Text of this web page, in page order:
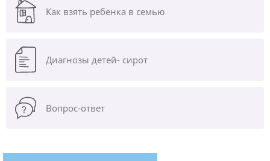
Как взять ребенка в семью
Диагнозы детей- сирот
Вопрос-ответ